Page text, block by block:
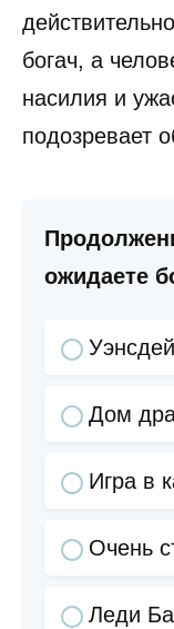
богач, а
насилия и
подозревает
ожидаете
Дом
Игра в
Очень
Леди